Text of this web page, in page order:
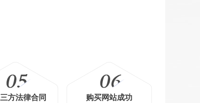
方法律合同 购买网站成功